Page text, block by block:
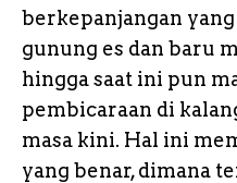
berkepanjangan
gunung es dan baru
hingga saat ini pun
pembicaraan di
masa kini. Hal ini
yang benar, dimana